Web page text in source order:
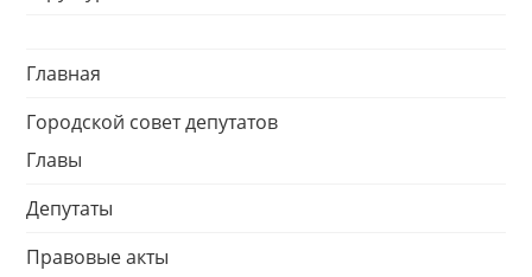
Главная
Городской совет депутатов
Главы
Депутаты
Правовые акты